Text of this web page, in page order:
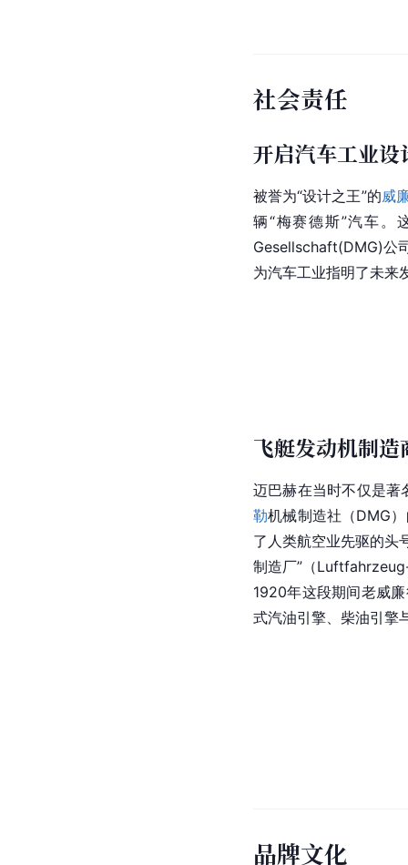
社会责任
开启汽车工业设
被誉为“设计之王”的威
辆“梅赛德斯”汽车。
Gesellschaft(DMG)公
为汽车工业指明了未来
飞艇发动机制造
迈巴赫在当时不仅是著
勒机械制造社（DMG
了人类航空业先驱的头
制造厂”（
1920年这段期间老威
式汽油引擎、柴油引擎
品牌文化